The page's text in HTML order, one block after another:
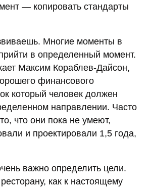
— копировать стандарты
Многие моменты в
в определенный момент.
Максим Кораблев-Дайсон,
финансового
который человек должен
направлении. Часто
что они пока не умеют,
и проектировали 1,5 года,
важно определить цели.
как к настоящему